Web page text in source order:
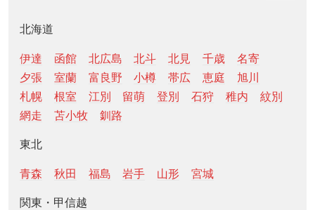
北海道
伊達 函館 北広島 北斗 北見 千歳
名寄
夕張
室蘭 富良野 小樽 帯広 恵庭
旭川
札幌
根室 江別 留萌 登別 石狩 稚内
紋別
網走
苫小牧 釧路
東北
青森 秋田 福島 岩手 山形 宮城
関東・甲信越